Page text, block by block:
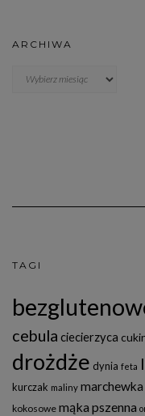
ARCHIWA
TAGI
cebula ciecierzyca
drożdże dynia feta
kurczak maliny marchewka
kokosowe mąka pszenna